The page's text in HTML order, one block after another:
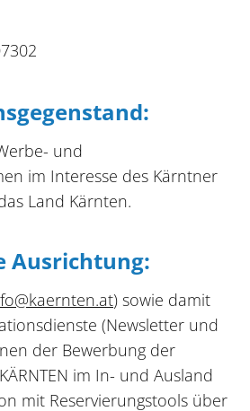
und
im Interesse des Kärntner
Land Kärnten.
Ausrichtung:
@kaernten.at) sowie damit
(Newsletter und
der Bewerbung der
im In- und Ausland
mit Reservierungstools über